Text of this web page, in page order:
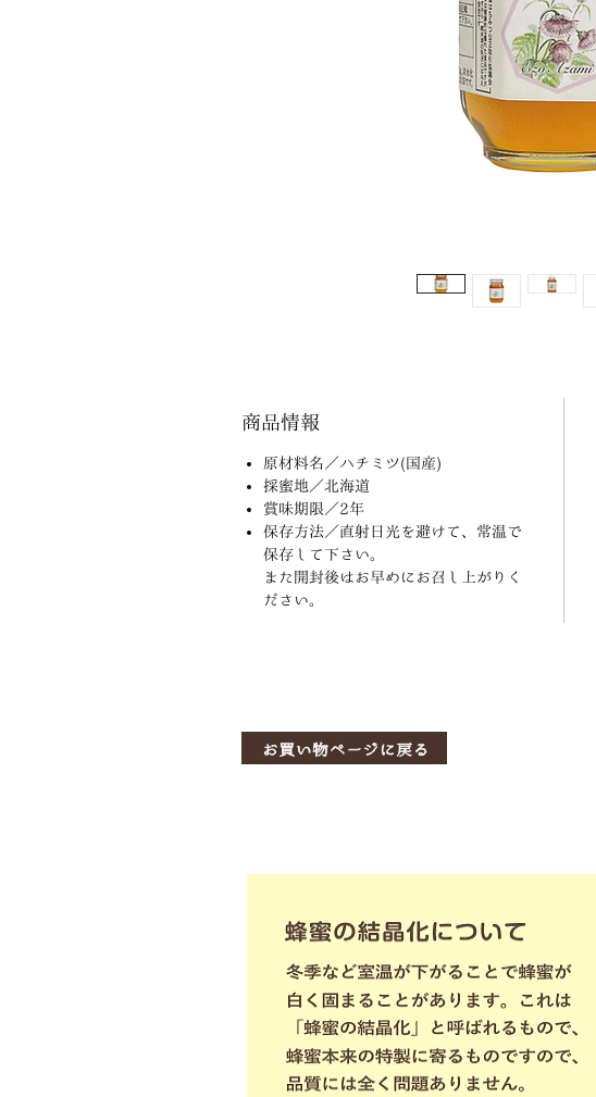
商品情報
原材料名／ハチミツ(国産)
採蜜地／北海道
賞味期限／2年
保存方法／直射日光を避けて、常温で
保存して下さい。
また開封後はお早めにお召し上がりく
ださい。